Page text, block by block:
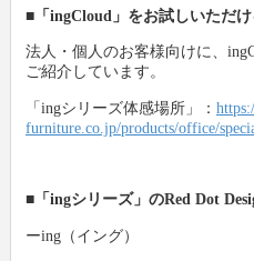
■「ingCloud」をお試しいただ
法人・個人のお客様向けに、
ご紹介しています。
「ingシリーズ体感場所」：
furniture.co.jp/products/office/
■「ingシリーズ」のRed Dot
ーing（イング）